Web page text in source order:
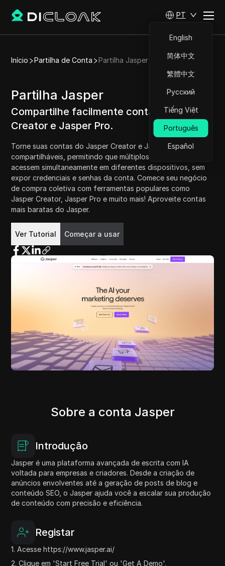
PT
English
简体中文
繁體中文
Русский
Tiếng Việt
Português
Español
Início Partilha de Conta Partilha Jasper
Partilha Jasper
Compartilhe facilmente contas do Jasper
Creator e Jasper Pro.
Torne suas contas do Jasper Creator e Jasper Pro
compartilháveis, permitindo que múltiplos usuários as
acessem simultaneamente em diferentes dispositivos, sem
expor credenciais e senhas da conta. Comece seu negócio
de compra coletiva com ferramentas populares como
Jasper Creator, Jasper Pro e muito mais! Aproveite contas
mais baratas do Jasper.
Ver Tutorial Começar a usar
Sobre a conta Jasper
Introdução
Jasper é uma plataforma avançada de escrita com IA
voltada para empresas e criadores. Desde a criação de
anúncios envolventes até a geração de posts de blog e
conteúdo SEO, o Jasper ajuda você a escalar sua produção
de conteúdo com precisão e eficiência.
Registar
1. Acesse https://www.jasper.ai/
2. Clique em 'Start Free Trial' ou 'Get A Demo'.